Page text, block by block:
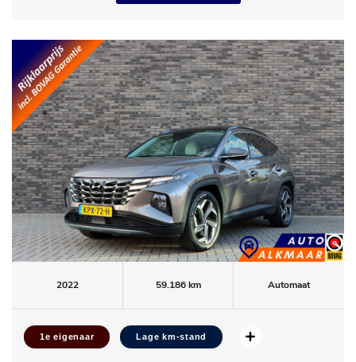
2022 59.186 km Automaat
1e eigenaar Lage km-stand